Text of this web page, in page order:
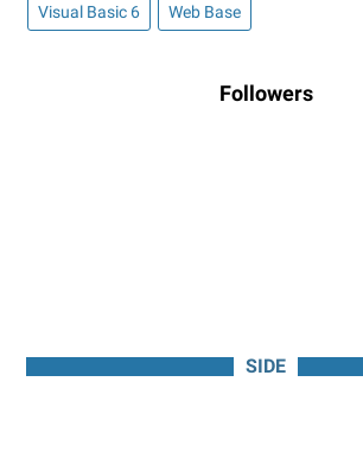
Visual Basic 6 Web Base
Followers
SIDE